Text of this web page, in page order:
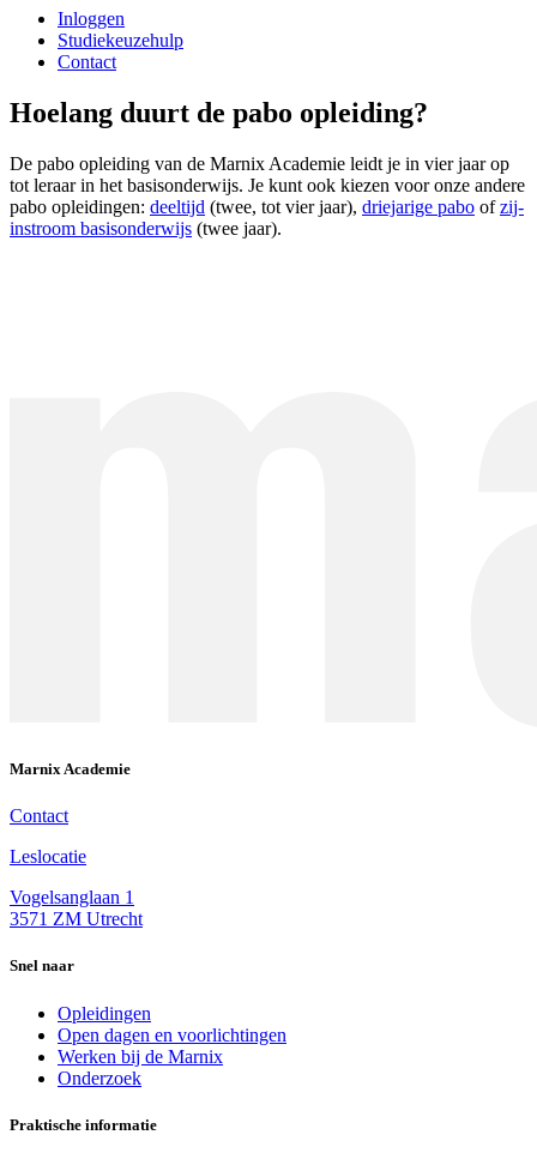
Inloggen
Studiekeuzehulp
Contact
Hoelang duurt de pabo opleiding?
De pabo opleiding van de Marnix Academie leidt je in vier jaar op
tot leraar in het basisonderwijs. Je kunt ook kiezen voor onze andere
pabo opleidingen: deeltijd (twee, tot vier jaar), driejarige pabo ofzij-
instroom basisonderwijs (twee jaar).
Marnix Academie
Contact
Leslocatie
Vogelsanglaan 1
3571 ZM Utrecht
Snel naar
Opleidingen
Open dagen en voorlichtingen
Werken bij de Marnix
Onderzoek
Praktische informatie